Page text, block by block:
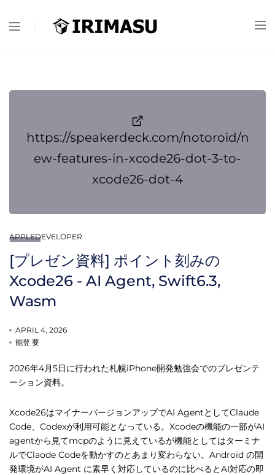
https://speakerdeck.com/notoroid/n
ew-features-in-xcode26-dot-3-to-
xcode26-dot-4
APPLEDEVELOPER
[プレゼン資料] ポイント刻みの
Xcode26 - AI Agent, Swift6.3,
Wasm
APRIL 4, 2026
能登 要
2026年4月5日に行われた札幌iPhone開発勉強会でのプレゼンテ
ーション資料。
Xcode26はマイナーバージョンアップでAI AgentとしてClaude
Code、Codexが利用可能となっている。Xcodeの機能の一部がAI
agentから見てmcpのように見えているが機能としてはターミナ
ルでClaode Codeを動かすのとあまり変わらない。Android の開
発環境がAI Agent に素早く対応しているのに比べるとAI対応の即